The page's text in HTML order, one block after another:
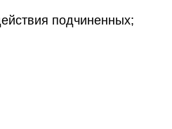
подчиненных;